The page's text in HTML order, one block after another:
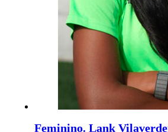
Feminino. Lank